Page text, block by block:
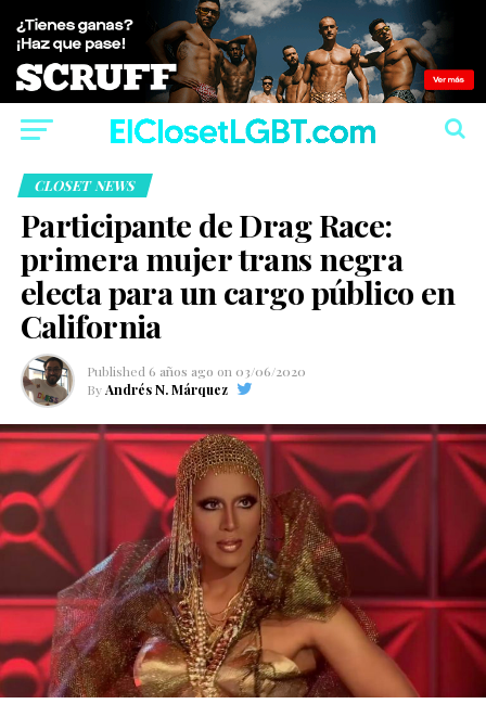
CLOSET NEWS
Participante de Drag Race:
primera mujer trans negra
electa para un cargo público en
California
Published 6 años ago on 03/06/2020
By Andrés N. Márquez